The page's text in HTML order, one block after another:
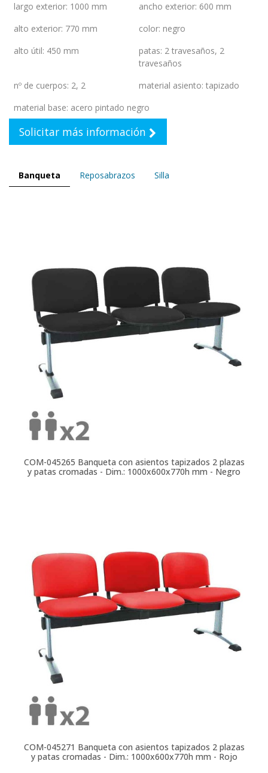
largo exterior: 1000 mm ancho exterior: 600 mm
alto exterior: 770 mm color: negro
alto útil: 450 mm patas: 2 travesaños, 2
travesaños
nº de cuerpos: 2, 2 material asiento: tapizado
material base: acero pintado negro
Solicitar más información
Banqueta Reposabrazos Silla
COM-045265 Banqueta con asientos tapizados 2 plazas
y patas cromadas - Dim.: 1000x600x770h mm - Negro
COM-045271 Banqueta con asientos tapizados 2 plazas
y patas cromadas - Dim.: 1000x600x770h mm - Rojo